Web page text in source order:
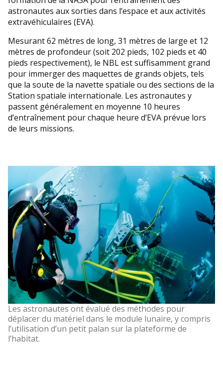
astronautes aux sorties dans l’espace et aux activités
extravéhiculaires (EVA).
Mesurant 62 mètres de long, 31 mètres de large et 12
mètres de profondeur (soit 202 pieds, 102 pieds et 40
pieds respectivement), le NBL est suffisamment grand
pour immerger des maquettes de grands objets, tels
que la soute de la navette spatiale ou des sections de la
Station spatiale internationale. Les astronautes y
passent généralement en moyenne 10 heures
d’entraînement pour chaque heure d’EVA prévue lors
de leurs missions.
Les astronautes ont évalué des méthodes pour
déplacer du matériel dans le module lunaire, y compris
l’utilisation d’un petit palan sur la plateforme de
l’habitat.